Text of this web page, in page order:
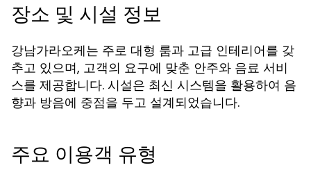
장소 및 시설 정보
강남가라오케는 주로 대형 룸과 고급 인테리어를 갖
추고 있으며, 고객의 요구에 맞춘 안주와 음료 서비
스를 제공합니다. 시설은 최신 시스템을 활용하여 음
향과 방음에 중점을 두고 설계되었습니다.
주요 이용객 유형